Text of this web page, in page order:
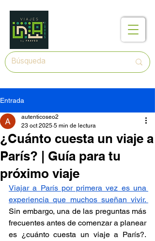
Entrada
¿Cuánto cuesta un viaje a
París? | Guía para tu
próximo viaje
autenticoseo2
23 oct 2025 5 min de lectura
Viajar a París por primera vez es una
Sin embargo, una de las preguntas más
frecuentes antes de comenzar a planear
es ¿cuánto cuesta un viaje a París?.